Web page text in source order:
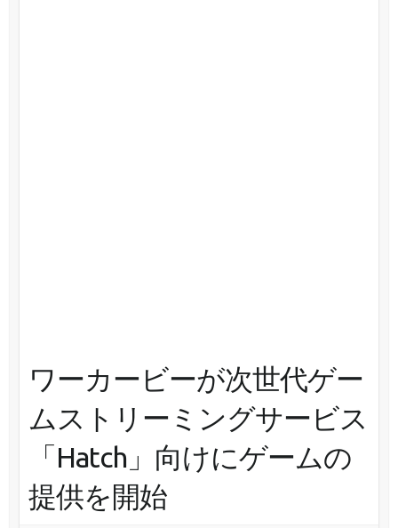
ワーカービーが次世代ゲー
ムストリーミングサービス
「Hatch」向けにゲームの
提供を開始